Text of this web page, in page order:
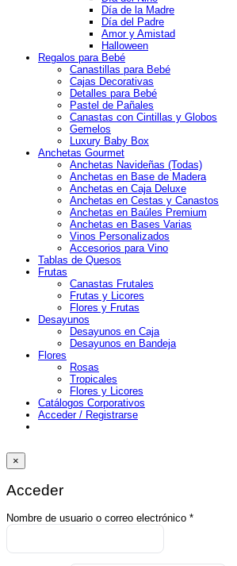
Día de la Madre
Día del Padre
Amor y Amistad
Halloween
Regalos para Bebé
Canastillas para Bebé
Cajas Decorativas
Detalles para Bebé
Pastel de Pañales
Canastas con Cintillas y Globos
Gemelos
Luxury Baby Box
Anchetas Gourmet
Anchetas Navideñas (Todas)
Anchetas en Base de Madera
Anchetas en Caja Deluxe
Anchetas en Cestas y Canastos
Anchetas en Baúles Premium
Anchetas en Bases Varias
Vinos Personalizados
Accesorios para Vino
Tablas de Quesos
Frutas
Canastas Frutales
Frutas y Licores
Flores y Frutas
Desayunos
Desayunos en Caja
Desayunos en Bandeja
Flores
Rosas
Tropicales
Flores y Licores
Catálogos Corporativos
Acceder / Registrarse
×
Acceder
Nombre de usuario o correo electrónico *Obligatorio